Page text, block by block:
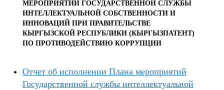
МЕРОПРИЯТИЙ ГОСУДАРСТВЕННОЙ СЛУЖБЫ
ИНТЕЛЛЕКТУАЛЬНОЙ СОБСТВЕННОСТИ И
ИННОВАЦИЙ ПРИ ПРАВИТЕЛЬСТВЕ
КЫРГЫЗСКОЙ РЕСПУБЛИКИ (КЫРГЫЗПАТЕНТ)
ПО ПРОТИВОДЕЙСТВИЮ КОРРУПЦИИ
Отчет об исполнении Плана мероприятий
Государственной службы интеллектуальной